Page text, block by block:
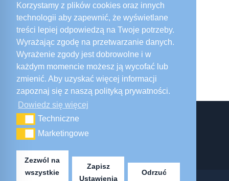
Korzystamy z plików cookies oraz innych
technologii aby zapewnić, że wyświetlane
treści lepiej odpowiedzą na Twoje potrzeby.
Wyrażając zgodę na przetwarzanie danych.
Wyrażenie zgody jest dobrowolne i w
każdym momencie możesz ją wycofać lub
zmienić. Aby uzyskać więcej informacji
zapoznaj się z naszą polityką prywatności.
Dowiedz się więcej
Techniczne
Techniczne
Marketingowe
Marketingowe
Zezwól na
wszystkie
Zapisz
Ustawienia
Odrzuć
Mat. A2/A4